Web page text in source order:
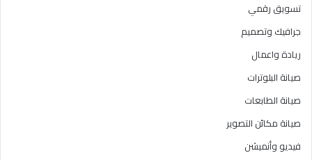
تسويق رقمي
جرافيك وتصميم
ريادة واعمال
صيانة البلوترات
صيانة الطابعات
صيانة مكائن التصوير
فيديو وأنميشن